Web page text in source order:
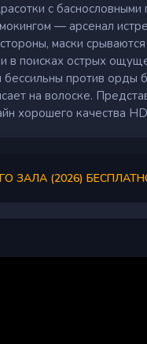
с
— арсенал
маски
в поисках острых
против орды
на волоске.
хорошего качества
ЗАЛА (2026)